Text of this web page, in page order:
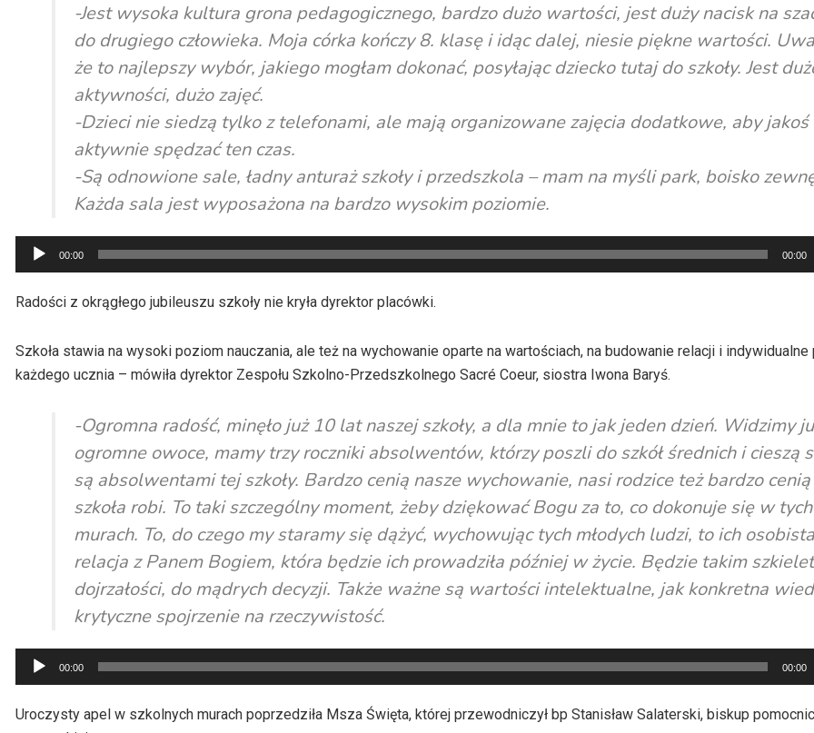
-Jest wysoka kultura grona pedagogicznego, bardzo dużo wartości, jest duży nacisk na
do drugiego człowieka. Moja córka kończy 8. klasę i idąc dalej, niesie piękne wartości.
że to najlepszy wybór, jakiego mogłam dokonać, posyłając dziecko tutaj do szkoły. Jest
aktywności, dużo zajęć.
-Dzieci nie siedzą tylko z telefonami, ale mają organizowane zajęcia dodatkowe, aby jakoś
aktywnie spędzać ten czas.
-Są odnowione sale, ładny anturaż szkoły i przedszkola – mam na myśli park, boisko
Każda sala jest wyposażona na bardzo wysokim poziomie.
Odtwarzacz
plików
dźwiękowych
00:00 00:00
Radości z okrągłego jubileuszu szkoły nie kryła dyrektor placówki.
Szkoła stawia na wysoki poziom nauczania, ale też na wychowanie oparte na wartościach, na budowanie relacji i
każdego ucznia – mówiła dyrektor Zespołu Szkolno-Przedszkolnego Sacré Coeur, siostra Iwona Baryś.
-Ogromna radość, minęło już 10 lat naszej szkoły, a dla mnie to jak jeden dzień. Widzimy
ogromne owoce, mamy trzy roczniki absolwentów, którzy poszli do szkół średnich i cieszą
są absolwentami tej szkoły. Bardzo cenią nasze wychowanie, nasi rodzice też bardzo
szkoła robi. To taki szczególny moment, żeby dziękować Bogu za to, co dokonuje się w tych
murach. To, do czego my staramy się dążyć, wychowując tych młodych ludzi, to ich osobista
relacja z Panem Bogiem, która będzie ich prowadziła później w życie. Będzie takim
dojrzałości, do mądrych decyzji. Także ważne są wartości intelektualne, jak konkretna
krytyczne spojrzenie na rzeczywistość.
Odtwarzacz
plików
dźwiękowych
00:00 00:00
Uroczysty apel w szkolnych murach poprzedziła Msza Święta, której przewodniczył bp Stanisław Salaterski, biskup